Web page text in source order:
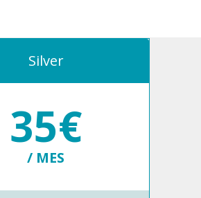
Silver
35€
/ MES